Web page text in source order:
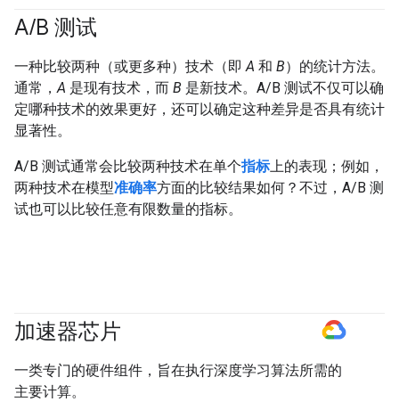
A/B 测试
一种比较两种（或更多种）技术（即A 和 B）的统计方法。
通常，A 是现有技术，而 B 是新技术。A/B 测试不仅可以确
定哪种技术的效果更好，还可以确定这种差异是否具有统计
显著性。
A/B 测试通常会比较两种技术在单个指标上的表现；例如，
两种技术在模型准确率方面的比较结果如何？不过，A/B 测
试也可以比较任意有限数量的指标。
加速器芯片 #GoogleCloud
一类专门的硬件组件，旨在执行深度学习算法所需的
主要计算。